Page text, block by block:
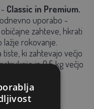
- Classic in Premium.
uporabo -
zahteve, hkrati
lažje rokovanje.
tiste, ki zahtevajo večjo
in 0,5 kg večjo